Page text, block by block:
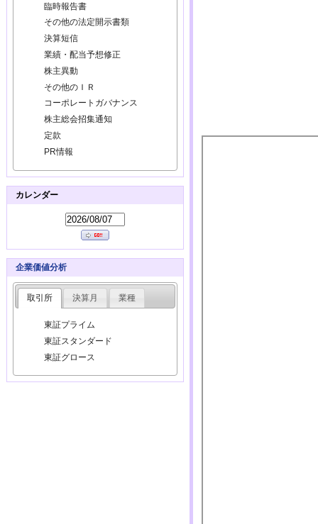
臨時報告書
その他の法定開示書類
決算短信
業績・配当予想修正
株主異動
その他のＩＲ
コーポレートガバナンス
株主総会招集通知
定款
PR情報
カレンダー
企業価値分析
取引所 決算月 業種
東証プライム
東証スタンダード
東証グロース